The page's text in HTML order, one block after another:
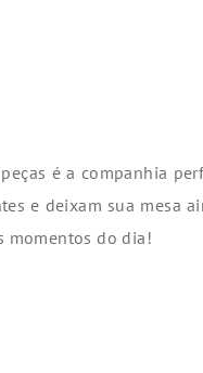
é a companhia
e deixam sua mesa
momentos do dia!